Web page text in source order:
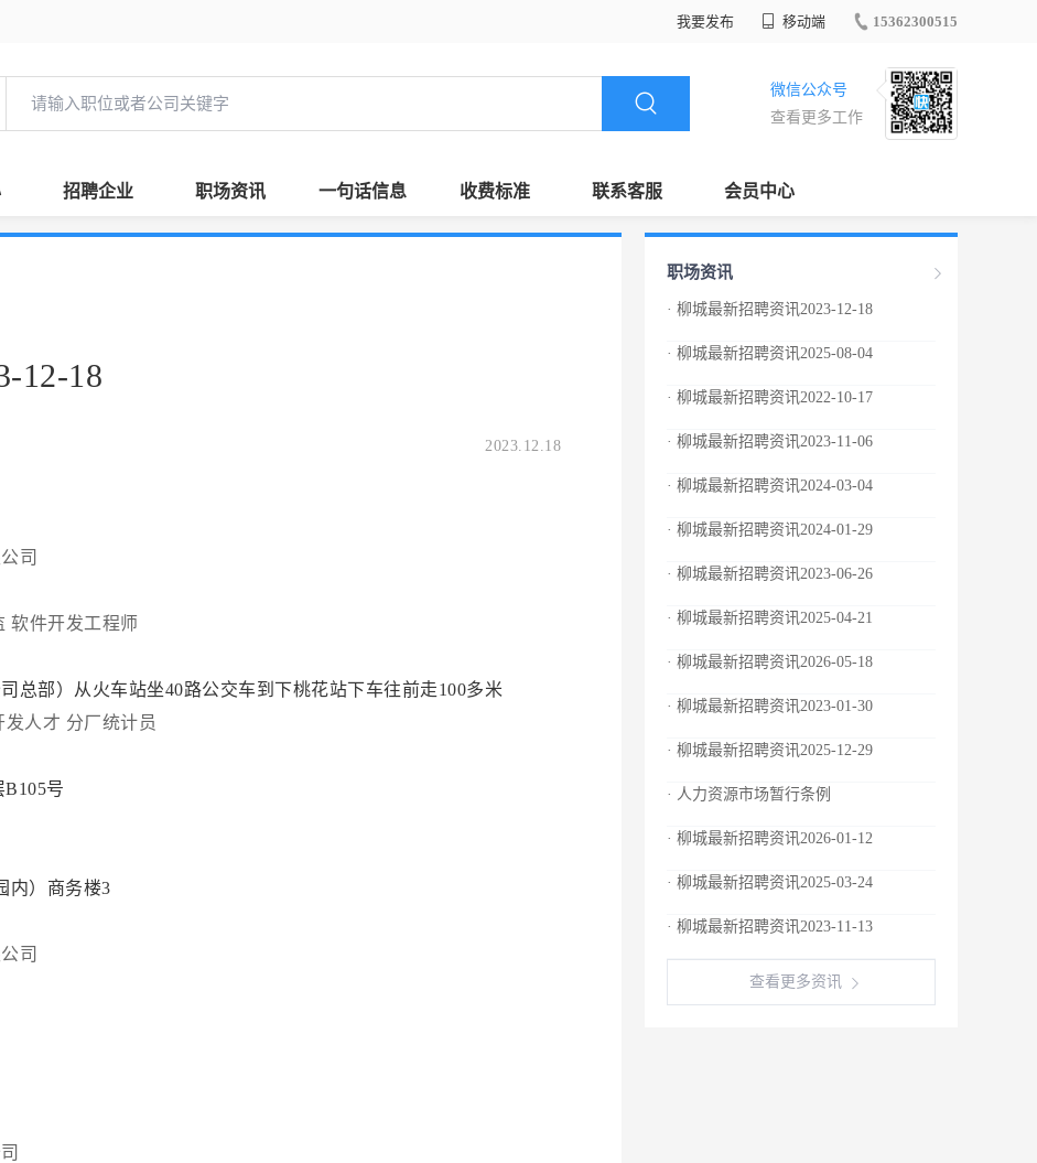
我要发布 移动端 15362300515
微信公众号
查看更多工作
招聘企业 职场资讯 一句话信息 收费标准 联系客服 会员中心
12-18
2023.12.18
司
软件开发工程师
总部）从火车站坐40路公交车到下桃花站下车往前走100多米
发人才 分厂统计员
号
内）商务楼3
司
职场资讯
· 柳城最新招聘资讯2023-12-18
· 柳城最新招聘资讯2025-08-04
· 柳城最新招聘资讯2022-10-17
· 柳城最新招聘资讯2023-11-06
· 柳城最新招聘资讯2024-03-04
· 柳城最新招聘资讯2024-01-29
· 柳城最新招聘资讯2023-06-26
· 柳城最新招聘资讯2025-04-21
· 柳城最新招聘资讯2026-05-18
· 柳城最新招聘资讯2023-01-30
· 柳城最新招聘资讯2025-12-29
· 人力资源市场暂行条例
· 柳城最新招聘资讯2026-01-12
· 柳城最新招聘资讯2025-03-24
· 柳城最新招聘资讯2023-11-13
查看更多资讯